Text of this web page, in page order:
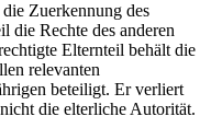
Zuerkennung des
die Rechte des anderen
Elternteil behält die
relevanten
beteiligt. Er verliert
die elterliche Autorität.